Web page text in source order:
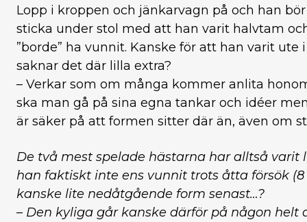
Lopp i kroppen och jänkarvagn på och han
sticka under stol med att han varit halvtam
”borde” ha vunnit. Kanske för att han varit
saknar det där lilla extra?
– Verkar som om många kommer anlita
ska man gå på sina egna tankar och idéer
är säker på att formen sitter där än, även om
De två mest spelade hästarna har alltså varit
han faktiskt inte ens vunnit trots åtta försök
kanske lite nedåtgående form senast…?
– Den kyliga går kanske därför på någon